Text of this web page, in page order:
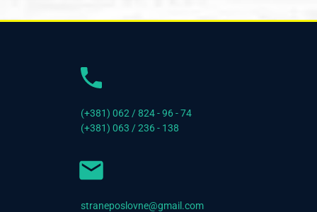
(+381) 062 / 824 - 96 - 74
(+381) 063 / 236 - 138
straneposlovne@gmail.com